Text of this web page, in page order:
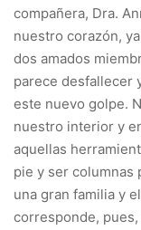
compañera, Dra.
nuestro corazón,
dos amados
parece desfallecer
este nuevo golpe.
nuestro interior y
aquellas
pie y ser columnas
una gran familia y
corresponde,